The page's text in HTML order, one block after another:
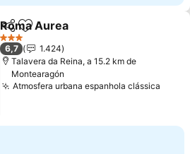
PartilharAdicionar aos favoritos
Roma Aurea
3 Estrelas
6,7
1.424
Talavera da Reina, a 15.2 km de
Montearagón
Atmosfera urbana espanhola clássica